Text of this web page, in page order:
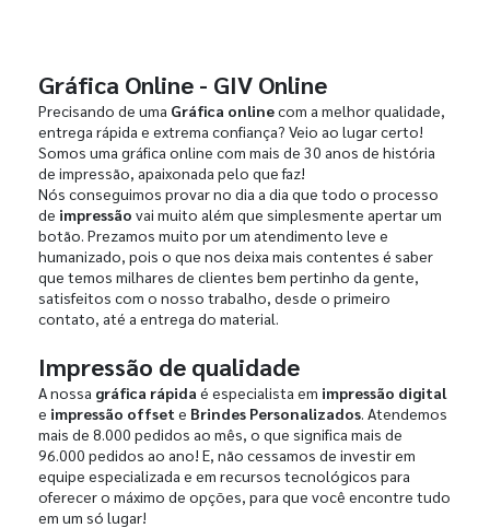
Gráfica Online - GIV Online
Precisando de uma Gráfica onlinecom a melhor qualidade,
entrega rápida e extrema confiança? Veio ao lugar certo!
Somos uma gráfica online com mais de 30 anos de história
de impressão, apaixonada pelo que faz!
Nós conseguimos provar no dia a dia que todo o processo
de impressão vai muito além que simplesmente apertar um
botão. Prezamos muito por um atendimento leve e
humanizado, pois o que nos deixa mais contentes é saber
que temos milhares de clientes bem pertinho da gente,
satisfeitos com o nosso trabalho, desde o primeiro
contato, até a entrega do material.
Impressão de qualidade
A nossa gráfica rápida é especialista em impressão digital
e impressão offset e Brindes Personalizados. Atendemos
mais de 8.000 pedidos ao mês, o que significa mais de
96.000 pedidos ao ano! E, não cessamos de investir em
equipe especializada e em recursos tecnológicos para
oferecer o máximo de opções, para que você encontre tudo
em um só lugar!